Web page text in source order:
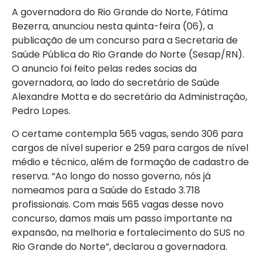
A governadora do Rio Grande do Norte, Fátima
Bezerra, anunciou nesta quinta-feira (06), a
publicação de um concurso para a Secretaria de
Saúde Pública do Rio Grande do Norte (Sesap/RN).
O anuncio foi feito pelas redes socias da
governadora, ao lado do secretário de Saúde
Alexandre Motta e do secretário da Administração,
Pedro Lopes.
O certame contempla 565 vagas, sendo 306 para
cargos de nível superior e 259 para cargos de nível
médio e técnico, além de formação de cadastro de
reserva. “Ao longo do nosso governo, nós já
nomeamos para a Saúde do Estado 3.718
profissionais. Com mais 565 vagas desse novo
concurso, damos mais um passo importante na
expansão, na melhoria e fortalecimento do SUS no
Rio Grande do Norte”, declarou a governadora.